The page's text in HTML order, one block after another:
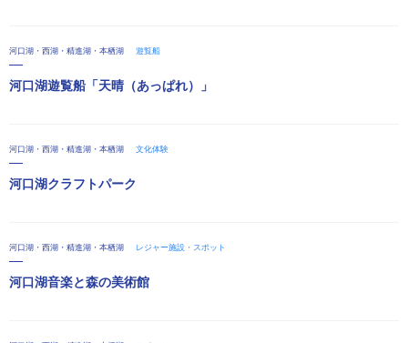
河口湖・西湖・精進湖・本栖湖 遊覧船
河口湖遊覧船「天晴（あっぱれ）」
河口湖・西湖・精進湖・本栖湖 文化体験
河口湖クラフトパーク
河口湖・西湖・精進湖・本栖湖 レジャー施設・スポット
河口湖音楽と森の美術館